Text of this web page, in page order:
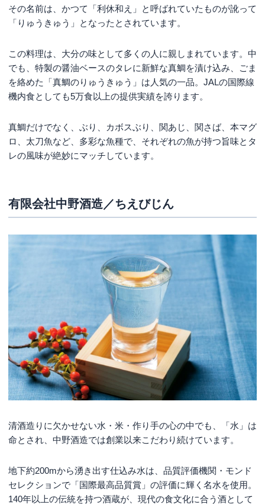
その名前は、かつて「利休和え」と呼ばれていたものが訛って
「りゅうきゅう」となったとされています。
この料理は、大分の味として多くの人に親しまれています。中
でも、特製の醤油ベースのタレに新鮮な真鯛を漬け込み、ごま
を絡めた「真鯛のりゅうきゅう」は人気の一品。JALの国際線
機内食としても5万食以上の提供実績を誇ります。
真鯛だけでなく、ぶり、カボスぶり、関あじ、関さば、本マグ
ロ、太刀魚など、多彩な魚種で、それぞれの魚が持つ旨味とタ
レの風味が絶妙にマッチしています。
有限会社中野酒造／ちえびじん
清酒造りに欠かせない水・米・作り手の心の中でも、「水」は
命とされ、中野酒造では創業以来こだわり続けています。
地下約200mから湧き出す仕込み水は、品質評価機関・モンド
セレクションで「国際最高品質賞」の評価に輝く名水を使用。
140年以上の伝統を持つ酒蔵が、現代の食文化に合う酒として